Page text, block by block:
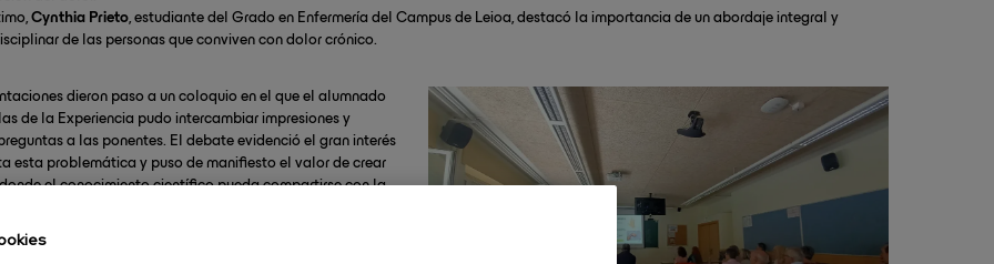
Cynthia Prieto, estudiante del Grado en Enfermería del Campus de Leioa, destacó la importancia de un abordaje integral y
de las personas que conviven con dolor crónico.
dieron paso a un coloquio en el que el alumnado
de la Experiencia pudo intercambiar impresiones y
a las ponentes. El debate evidenció el gran interés
esta problemática y puso de manifiesto el valor de crear
el conocimiento científico pueda compartirse con la